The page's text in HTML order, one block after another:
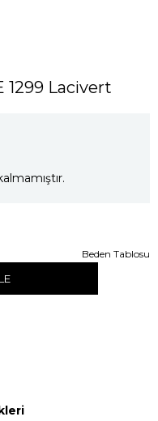
1299 Lacivert
Beden Tablosu